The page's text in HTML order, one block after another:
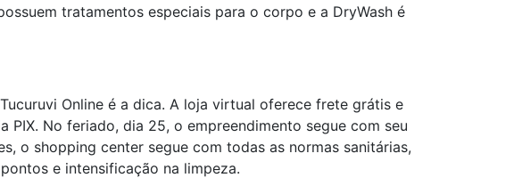
tratamentos especiais para o corpo e a DryWash é
Online é a dica. A loja virtual oferece frete grátis e
PIX. No feriado, dia 25, o empreendimento segue com seu
o shopping center segue com todas as normas sanitárias,
e intensificação na limpeza.